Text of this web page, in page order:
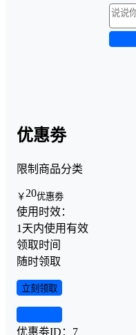
优惠劵
限制商品分类
￥ 20优惠劵
使用时效：
1天内使用有效
领取时间
随时领取
立刻领取
优惠劵ID： 7